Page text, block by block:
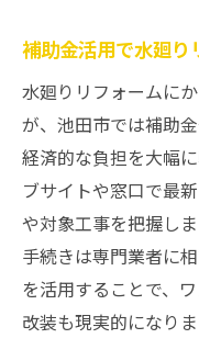
ツ
理由
北摂エリア
水廻りリフ
方法
快適な住まいを
水廻りリフ
ント
補助金活用で水廻り
水廻りリフォームに
が、池田市では補助
経済的な負担を大幅
ブサイトや窓口で最
や対象工事を把握し
手続きは専門業者に
を活用することで、
改装も現実的になりま